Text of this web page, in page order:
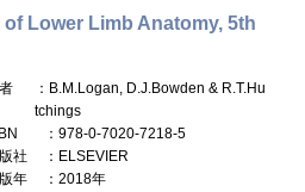
Lower Limb Anatomy, 5th
：B.M.Logan, D.J.Bowden & R.T.Hu
tchings
：978-0-7020-7218-5
社
：ELSEVIER
年
：2018年